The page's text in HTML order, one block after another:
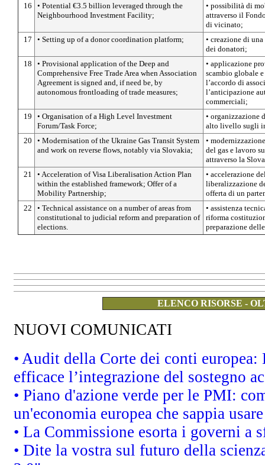
16
• Potential €3.5 billion leveraged through the
Neighbourhood Investment Facility;
• possibilità di
attraverso il
di vicinato;
17
• Setting up of a donor coordination platform;
• creazione di
dei donatori;
18
• Provisional application of the Deep and
Comprehensive Free Trade Area when Association
Agreement is signed and, if need be, by
autonomous frontloading of trade measures;
• applicazione
scambio globale
l’accordo di
l’anticipazione
commerciali;
19
• Organisation of a High Level Investment
Forum/Task Force;
• organizzazione
alto livello sugli
20
• Modernisation of the Ukraine Gas Transit System
and work on reverse flows, notably via Slovakia;
•
del gas e lavoro
attraverso la
21
• Acceleration of Visa Liberalisation Action Plan
within the established framework; Offer of a
Mobility Partnership;
• accelerazione
liberalizzazione
offerta di un
22
• Technical assistance on a number of areas from
constitutional to judicial reform and preparation of
elections.
• assistenza
riforma
preparazione
ELENCO RISORSE -
NUOVI COMUNICATI
• Audit della Corte dei conti
efficace l’integrazione del sostegno
• Piano d'azione verde per le PMI:
un'economia europea che sappia
• La Commissione esorta i governi
• Dite la vostra sul futuro della